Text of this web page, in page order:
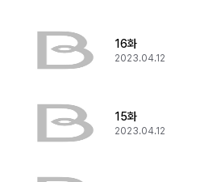
16화
2023.04.12
15화
2023.04.12